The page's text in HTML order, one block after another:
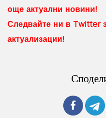
още актуални новини!
Следвайте ни в Twitter
актуализации!